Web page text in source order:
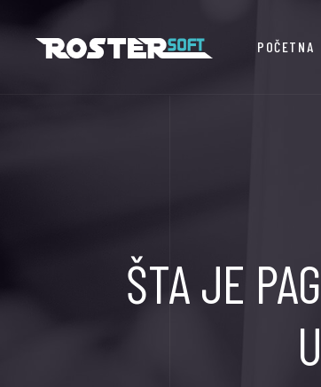
POČETNA
ŠTA JE